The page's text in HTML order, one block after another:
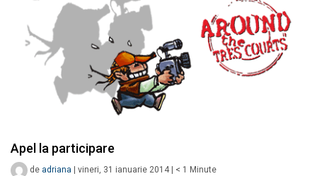
Apel la participare
de adriana vineri, 31 ianuarie 2014 < 1 Minute